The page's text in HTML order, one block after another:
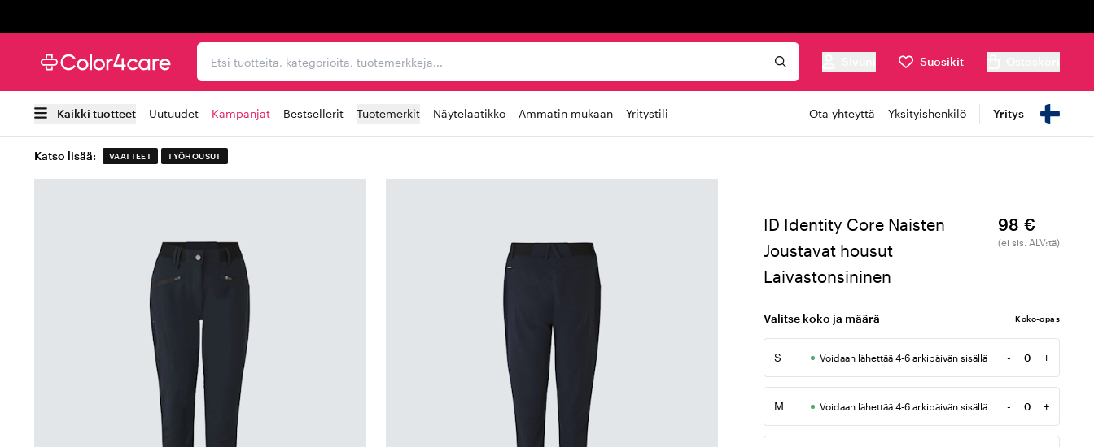
Etsi tuotteita, kategorioita, tuotemerkkejä...
Suosikit
Kaikki tuotteet Uutuudet Kampanjat Bestsellerit Tuotemerkit Näytelaatikko Ammatin mukaan Yritystili Ota yhteyttä Yksityishenkilö Yritys
Katso lisää: VAATTEET TYÖHOUSUT
ID Identity Core Naisten
Joustavat housut
Laivastonsininen
98 €
(ei sis. ALV:tä)
Valitse koko ja määrä Koko-opas
S Voidaan lähettää 4-6 arkipäivän sisällä -
Määrä
+
M Voidaan lähettää 4-6 arkipäivän sisällä -
Määrä
+